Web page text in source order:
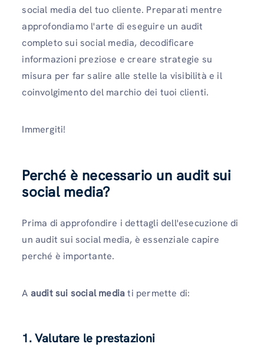
social media del tuo cliente. Preparati mentre
approfondiamo l'arte di eseguire un audit
completo sui social media, decodificare
informazioni preziose e creare strategie su
misura per far salire alle stelle la visibilità e il
coinvolgimento del marchio dei tuoi clienti.
Immergiti!
Perché è necessario un audit sui
social media?
Prima di approfondire i dettagli dell'esecuzione di
un audit sui social media, è essenziale capire
perché è importante.
A audit sui social mediati permette di:
1. Valutare le prestazioni